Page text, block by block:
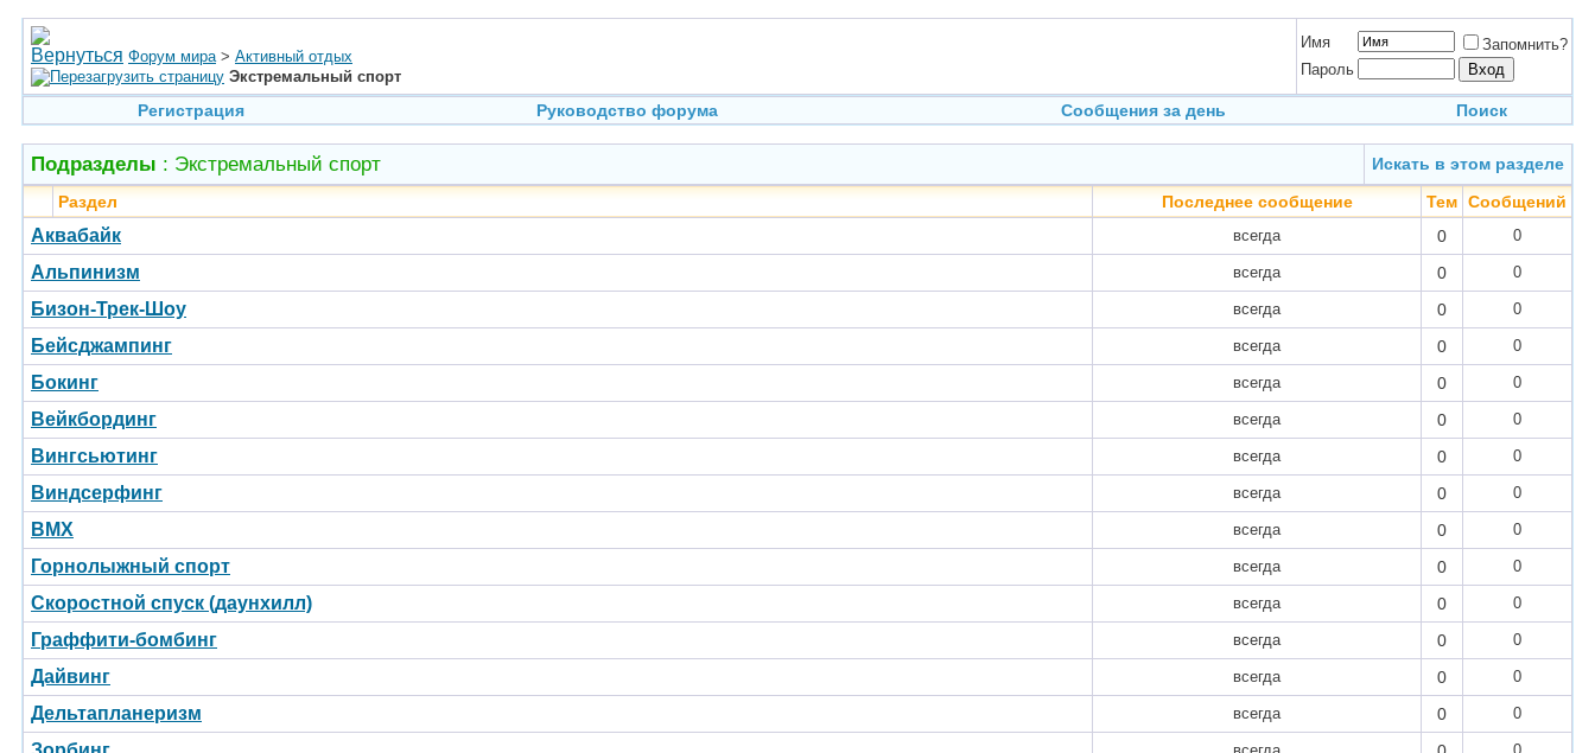
Форум мира > Активный отдых
Экстремальный спорт
Имя
Запомнить?
Пароль
Регистрация Руководство форума Сообщения за день Поиск
Подразделы : Экстремальный спорт
Искать в этом разделе
Раздел
Последнее сообщение Тем Сообщений
Аквабайк всегда 0 0
Альпинизм всегда 0 0
Бизон-Трек-Шоу всегда 0 0
Бейсджампинг всегда 0 0
Бокинг всегда 0 0
Вейкбординг всегда 0 0
Вингсьютинг всегда 0 0
Виндсерфинг всегда 0 0
BMX всегда 0 0
Горнолыжный спорт всегда 0 0
Скоростной спуск (даунхилл) всегда 0 0
Граффити-бомбинг всегда 0 0
Дайвинг всегда 0 0
Дельтапланеризм всегда 0 0